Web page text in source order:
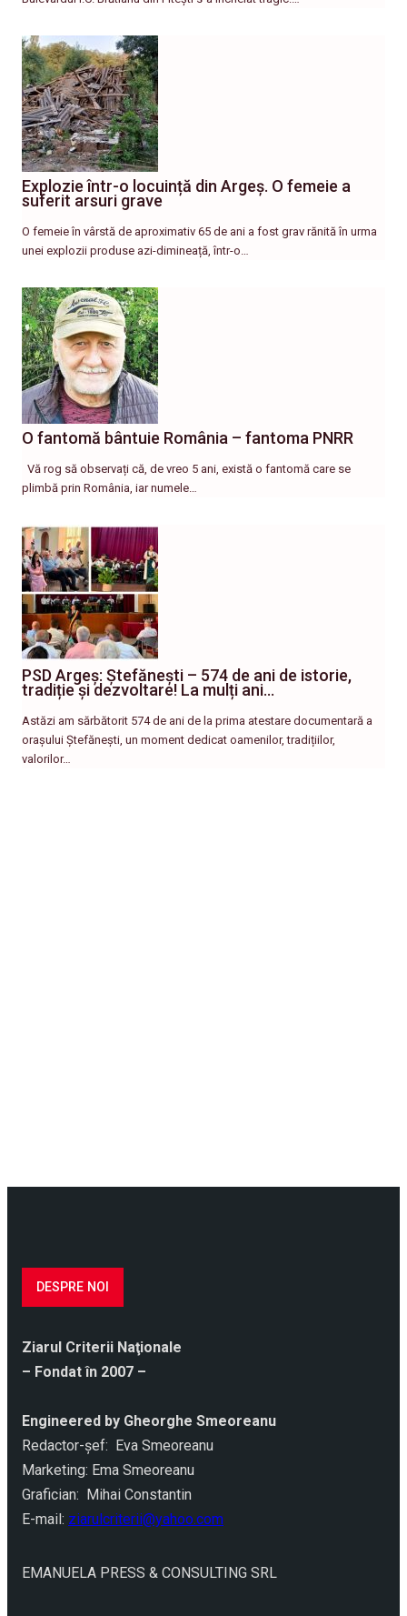
Explozie într-o locuință din Argeș. O femeie a
suferit arsuri grave
O femeie în vârstă de aproximativ 65 de ani a fost grav rănită în urma
unei explozii produse azi-dimineață, într-o…
O fantomă bântuie România – fantoma PNRR
Vă rog să observați că, de vreo 5 ani, există o fantomă care se
plimbă prin România, iar numele…
PSD Argeș: Ștefănești – 574 de ani de istorie,
tradiție și dezvoltare! La mulți ani…
Astăzi am sărbătorit 574 de ani de la prima atestare documentară a
orașului Ștefănești, un moment dedicat oamenilor, tradițiilor,
valorilor…
DESPRE NOI
Ziarul Criterii Naţionale
– Fondat în 2007 –
Engineered by Gheorghe Smeoreanu
Redactor-şef: Eva Smeoreanu
Marketing: Ema Smeoreanu
Grafician: Mihai Constantin
E-mail: ziarulcriterii@yahoo.com
EMANUELA PRESS & CONSULTING SRL